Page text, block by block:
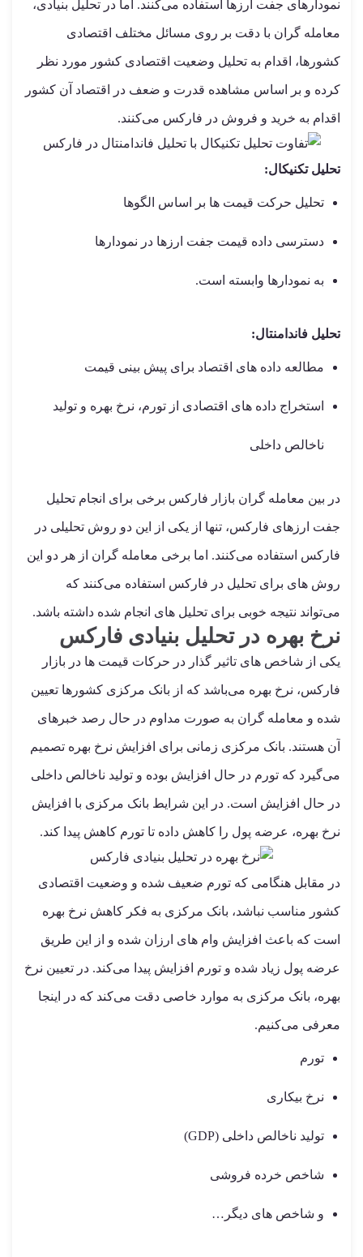
نمودارهای جفت ارزها استفاده می‌کنند. اما در تحلیل بنیادی،
معامله گران با دقت بر روی مسائل مختلف اقتصادی
کشورها، اقدام به تحلیل وضعیت اقتصادی کشور مورد نظر
کرده و بر اساس مشاهده قدرت و ضعف در اقتصاد آن کشور
اقدام به خرید و فروش در فارکس می‌کنند.
تحلیل تکنیکال:
تحلیل حرکت قیمت ها بر اساس الگوها
دسترسی داده قیمت جفت ارزها در نمودارها
به نمودارها وابسته است.
تحلیل فاندامنتال:
مطالعه داده های اقتصاد برای پیش بینی قیمت
استخراج داده های اقتصادی از تورم، نرخ بهره و تولید
ناخالص داخلی
در بین معامله گران بازار فارکس برخی برای انجام تحلیل
جفت ارزهای فارکس، تنها از یکی از این دو روش تحلیلی در
فارکس استفاده می‌کنند. اما برخی معامله گران از هر دو این
روش های برای تحلیل در فارکس استفاده می‌کنند که
می‌تواند نتیجه خوبی برای تحلیل های انجام شده داشته باشد.
نرخ بهره در تحلیل بنیادی فارکس
یکی از شاخص های تاثیر گذار در حرکات قیمت ها در بازار
فارکس، نرخ بهره می‌باشد که از بانک مرکزی کشورها تعیین
شده و معامله گران به صورت مداوم در حال رصد خبرهای
آن هستند. بانک مرکزی زمانی برای افزایش نرخ بهره تصمیم
می‌گیرد که تورم در حال افزایش بوده و تولید ناخالص داخلی
در حال افزایش است. در این شرایط بانک مرکزی با افزایش
نرخ بهره، عرضه پول را کاهش داده تا تورم کاهش پیدا کند.
در مقابل هنگامی که تورم ضعیف شده و وضعیت اقتصادی
کشور مناسب نباشد، بانک مرکزی به فکر کاهش نرخ بهره
است که باعث افزایش وام های ارزان شده و از این طریق
عرضه پول زیاد شده و تورم افزایش پیدا می‌کند. در تعیین نرخ
بهره، بانک مرکزی به موارد خاصی دقت می‌کند که در اینجا
معرفی می‌کنیم.
تورم
نرخ بیکاری
تولید ناخالص داخلی (GDP)
شاخص خرده فروشی
و شاخص های دیگر…